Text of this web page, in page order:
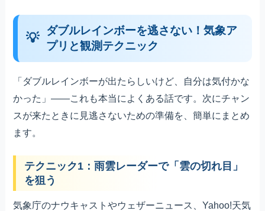
ダブルレインボーを逃さない！気象ア
プリと観測テクニック
「ダブルレインボーが出たらしいけど、自分は気付かな
かった」――これも本当によくある話です。次にチャン
スが来たときに見逃さないための準備を、簡単にまとめ
ます。
テクニック1：雨雲レーダーで「雲の切れ目」
を狙う
気象庁のナウキャストやウェザーニュース、Yahoo!天気